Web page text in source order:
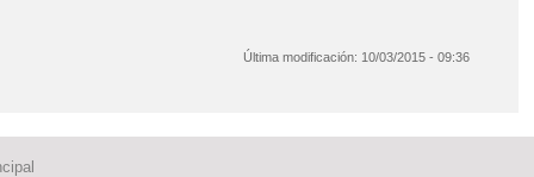
Última modificación: 10/03/2015 - 09:36